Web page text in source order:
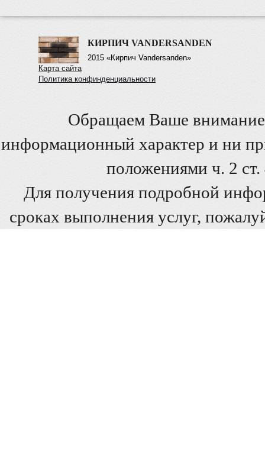
КИРПИЧ VANDERSANDEN
2015 «Кирпич Vandersanden»
Карта сайта
Политика конфинденциальности
Обращаем Ваше внимание
информационный характер и ни
положениями ч. 2
Для получения подробной
сроках выполнения услуг,